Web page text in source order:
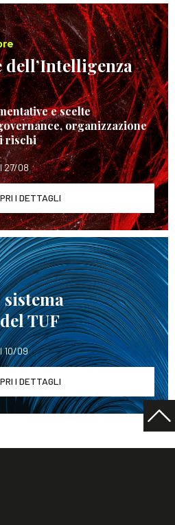
dell’Intelligenza
e scelte
organizzazione
rischi
27/08
I DETTAGLI
TUF
10/09
I DETTAGLI